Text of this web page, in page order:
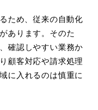
ため、従来の自動化
あります。そのた
確認しやすい業務か
顧客対応や請求処理
に入れるのは慎重に